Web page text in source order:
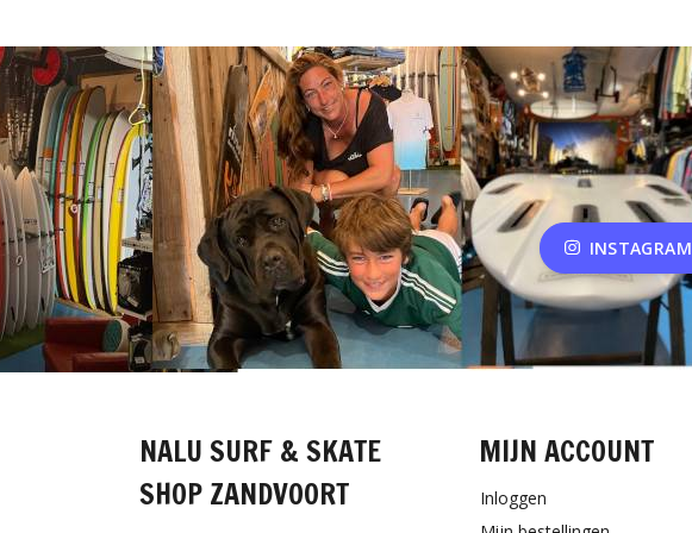
INSTAGRAM
NALU SURF & SKATE
SHOP ZANDVOORT
MIJN ACCOUNT
Inloggen